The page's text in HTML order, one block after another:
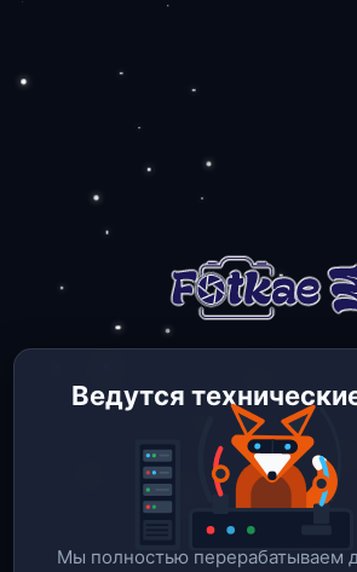
Ведутся
Мы полностью перерабатываем